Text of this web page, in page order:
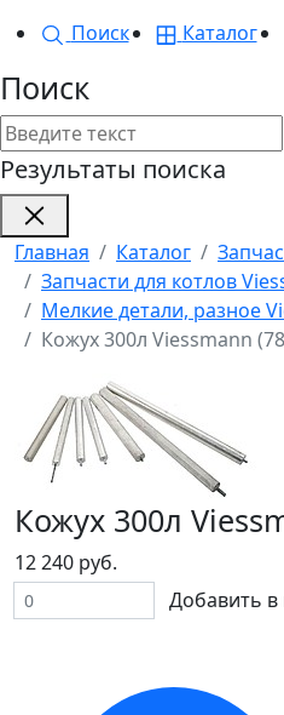
Поиск
Каталог
Поиск
Результаты поиска
Главная Каталог
Запчасти для котлов
Мелкие детали, разное
Кожух 300л Viessmann
Кожух 300л
12 240 руб.
Добавить в